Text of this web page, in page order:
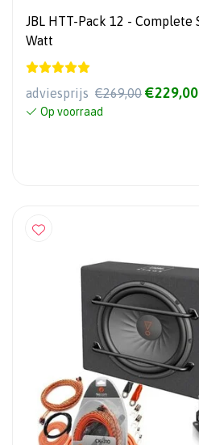
JBL HTT-Pack 12 - Complete Sub audio set - 1000
Watt
adviesprijs €269,00 €229,00
Op voorraad